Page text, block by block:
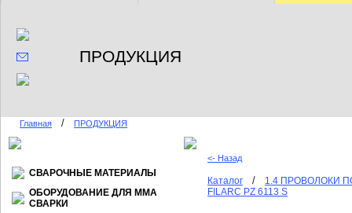
ПРОДУКЦИЯ
Главная / ПРОДУКЦИЯ
СВАРОЧНЫЕ МАТЕРИАЛЫ
ОБОРУДОВАНИЕ ДЛЯ ММА
СВАРКИ
<- Назад
Каталог /
1.4 ПРОВОЛОКИ
FILARC PZ 6113 S